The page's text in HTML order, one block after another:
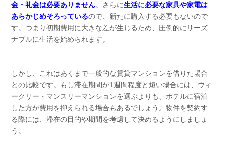
金・礼金は必要ありません。さらに生活に必要な家具や家電は
あらかじめそろっているので、新たに購入する必要もないので
す。つまり初期費用に大きな差が生じるため、圧倒的にリーズ
ナブルに生活を始められます。
しかし、これはあくまで一般的な賃貸マンションを借りた場合
との比較です。もし滞在期間が1週間程度と短い場合には、ウィ
ークリー・マンスリーマンションを選ぶよりも、ホテルに宿泊
した方が費用を抑えられる場合もあるでしょう。物件を契約す
る際には、滞在の目的や期間を考慮して決めるようにしましょ
う。